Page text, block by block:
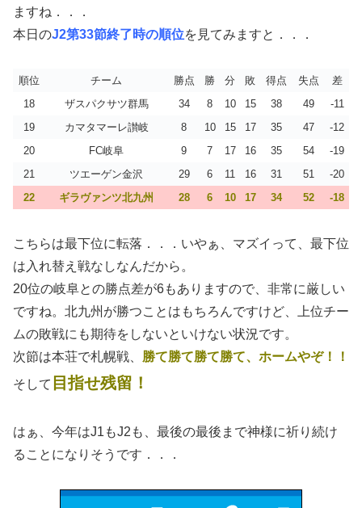
ますね．．．
本日のJ2第33節終了時の順位を見てみますと．．．
順位 チーム 勝点 勝 分 敗 得点 失点
差
18
ザスパクサツ群馬 34 8 10 15 38 49
-11
19
カマタマーレ讃岐 8 10 15 17 35 47
-12
20
FC岐阜 9 7 17 16 35 54
-19
21
ツエーゲン金沢 29 6 11 16 31 51
-20
22
ギラヴァンツ北九州 28 6 10 17 34 52 -18
こちらは最下位に転落．．．いやぁ、マズイって、最下位
は入れ替え戦なしなんだから。
20位の岐阜との勝点差が6もありますので、非常に厳しい
ですね。北九州が勝つことはもちろんですけど、上位チー
ムの敗戦にも期待をしないといけない状況です。
次節は本荘で札幌戦、 勝て勝て勝て勝て、ホームやぞ！！
そして 目指せ残留！
はぁ、今年はJ1もJ2も、最後の最後まで神様に祈り続け
ることになりそうです．．．